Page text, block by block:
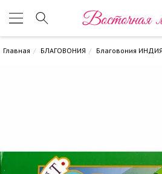
Восточная
Главная БЛАГОВОНИЯ Благовония ИНДИЯ